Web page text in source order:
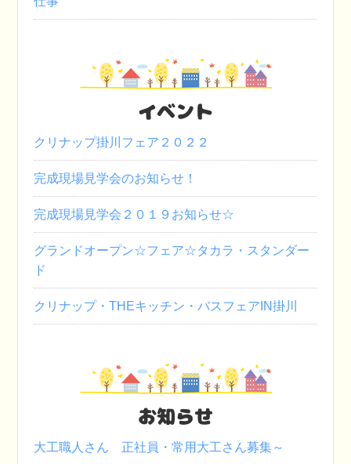
イベント
クリナップ掛川フェア２０２２
完成現場見学会のお知らせ！
完成現場見学会２０１９お知らせ☆
グランドオープン☆フェア☆タカラ・スタンダー
ド
クリナップ・THEキッチン・バスフェアIN掛川
お知らせ
大工職人さん 正社員・常用大工さん募集～